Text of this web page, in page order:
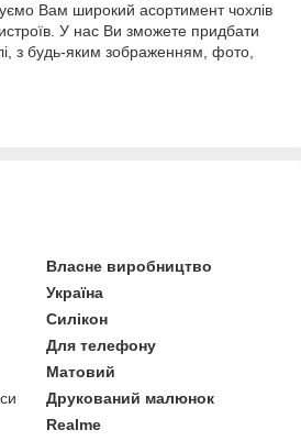
Вам широкий асортимент чохлів
У нас Ви зможете придбати
з будь-яким зображенням, фото,
Власне виробництво
Україна
Силікон
Для телефону
Матовий
Друкований малюнок
Realme